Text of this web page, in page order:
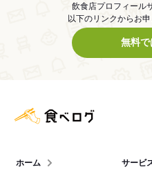
飲食店プロフィール
以下のリンクからお
無料で
ホーム サービ